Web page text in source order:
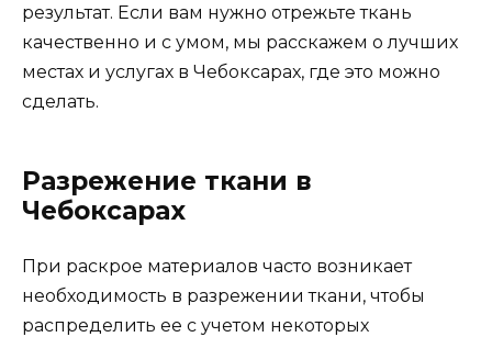
результат. Если вам нужно отрежьте ткань
качественно и с умом, мы расскажем о лучших
местах и услугах в Чебоксарах, где это можно
сделать.
Разрежение ткани в
Чебоксарах
При раскрое материалов часто возникает
необходимость в разрежении ткани, чтобы
распределить ее с учетом некоторых